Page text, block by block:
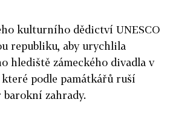
kulturního dědictví UNESCO
republiku, aby urychlila
hlediště zámeckého divadla v
které podle památkářů ruší
zahrady.